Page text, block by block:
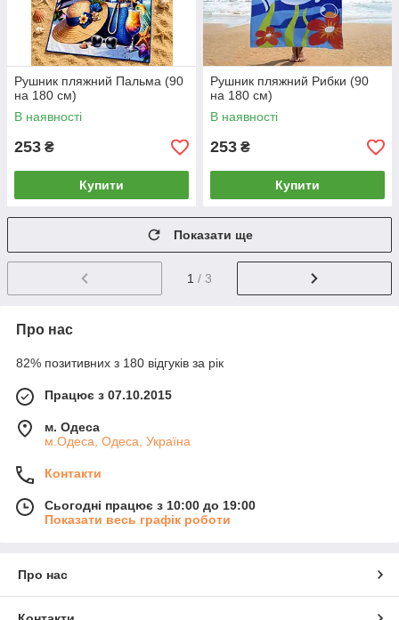
Рушник пляжний Пальма (90
на 180 см)
В наявності
253 ₴
Купити
Рушник пляжний Рибки (90
на 180 см)
В наявності
253 ₴
Купити
Показати ще
1 / 3
Про нас
82% позитивних з 180 відгуків за рік
Працює з 07.10.2015
м. Одеса
м.Одеса, Одеса, Україна
Контакти
Сьогодні працює з 10:00 до 19:00
Показати весь графік роботи
Про нас